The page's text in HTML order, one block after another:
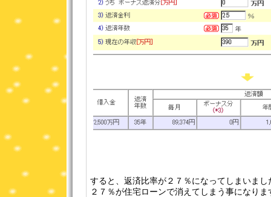
すると、返済比率が２７％になってしまいま
２７％が住宅ローンで消えてしまう事になり